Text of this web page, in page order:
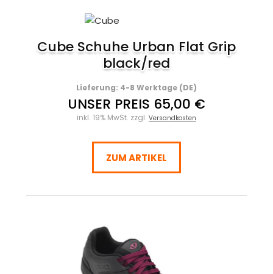
Cube Schuhe Urban Flat Grip
black/red
Lieferung: 4-8 Werktage (DE)
UNSER PREIS 65,00 €
inkl. 19% MwSt. zzgl. Versandkosten
ZUM ARTIKEL